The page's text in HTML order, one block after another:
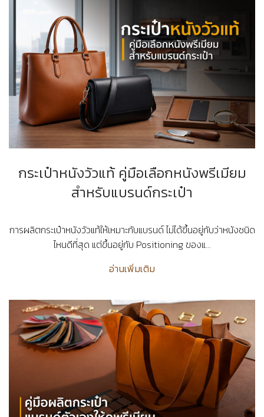
กระเป๋าหนังวัวแท้ คู่มือเลือกหนังพรีเมียม
สำหรับแบรนด์กระเป๋า
การผลิตกระเป๋าหนังวัวแท้ให้เหมาะกับแบรนด์ ไม่ได้ขึ้นอยู่กับว่าหนังชนิด
ไหนดีที่สุด แต่ขึ้นอยู่กับ Positioning ของแ...
อ่านเพิ่มเติม